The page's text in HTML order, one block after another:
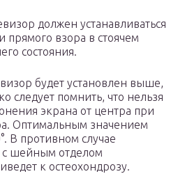
должен устанавливаться
взора в стоячем
состояния.
будет установлен выше,
следует помнить, что нельзя
экрана от центра при
Оптимальным значением
В противном случае
шейным отделом
к остеохондрозу.